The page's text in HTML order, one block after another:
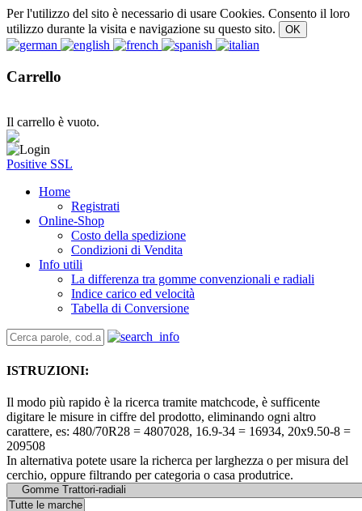
Per l'utilizzo del sito è necessario di usare Cookies. Consento il loro
utilizzo durante la visita e navigazione su questo sito.
Carrello
Il carrello è vuoto.
Positive SSL
Home
Registrati
Online-Shop
Costo della spedizione
Condizioni di Vendita
Info utili
La differenza tra gomme convenzionali e radiali
Indice carico ed velocità
Tabella di Conversione
ISTRUZIONI:
Il modo più rapido è la ricerca tramite matchcode, è sufficente
digitare le misure in ciffre del prodotto, eliminando ogni altro
carattere, es: 480/70R28 = 4807028, 16.9-34 = 16934, 20x9.50-8 =
209508
In alternativa potete usare la richerca per larghezza o per misura del
cerchio, oppure filtrando per categoria o casa produtrice.